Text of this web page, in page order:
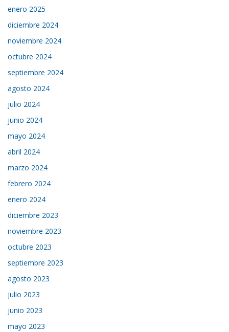
enero 2025
diciembre 2024
noviembre 2024
octubre 2024
septiembre 2024
agosto 2024
julio 2024
junio 2024
mayo 2024
abril 2024
marzo 2024
febrero 2024
enero 2024
diciembre 2023
noviembre 2023
octubre 2023
septiembre 2023
agosto 2023
julio 2023
junio 2023
mayo 2023